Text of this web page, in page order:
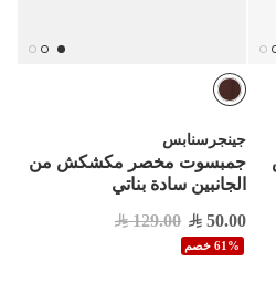
جينجرسنابس
جمبسوت مخصر مكشكش من
الجانبين سادة بناتي
50.00
129.00
61% خصم